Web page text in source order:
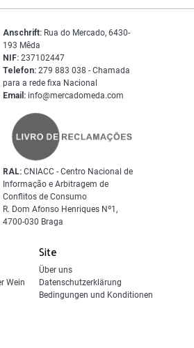
Wein
Site
Über uns
Datenschutzerklärung
Bedingungen und Konditionen
Anschrift: Rua do Mercado, 6430-
193 Mêda
NIF: 237102447
Telefon: 279 883 038 - Chamada
para a rede fixa Nacional
Email: info@mercadomeda.com
RAL: CNIACC - Centro Nacional de
Informação e Arbitragem de
Conflitos de Consumo
R. Dom Afonso Henriques Nº1,
4700-030 Braga